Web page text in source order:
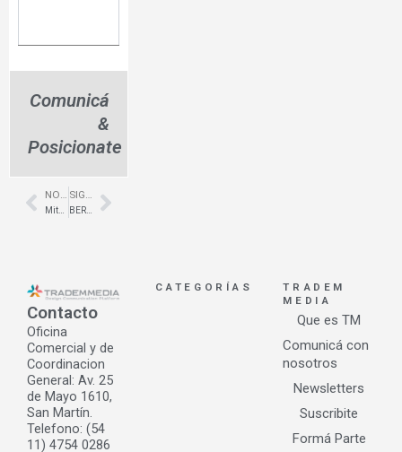
Comunicá
&
Posicionate
Prev
NOTA ANTERIOR SIGUIENTE NOTA Next
Contacto
Oficina
Comercial y de
Coordinacion
General: Av. 25
de Mayo 1610,
San Martín.
Telefono: (54
11) 4754 0286
CATEGORÍAS
TRADEM
MEDIA
Que es TM
Comunicá con
nosotros
Newsletters
Suscribite
Formá Parte